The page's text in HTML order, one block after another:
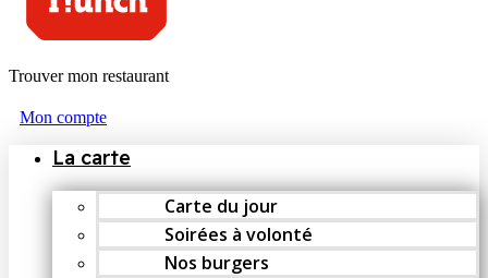
Trouver mon restaurant
Mon compte
La carte
Carte du jour
Soirées à volonté
Nos burgers